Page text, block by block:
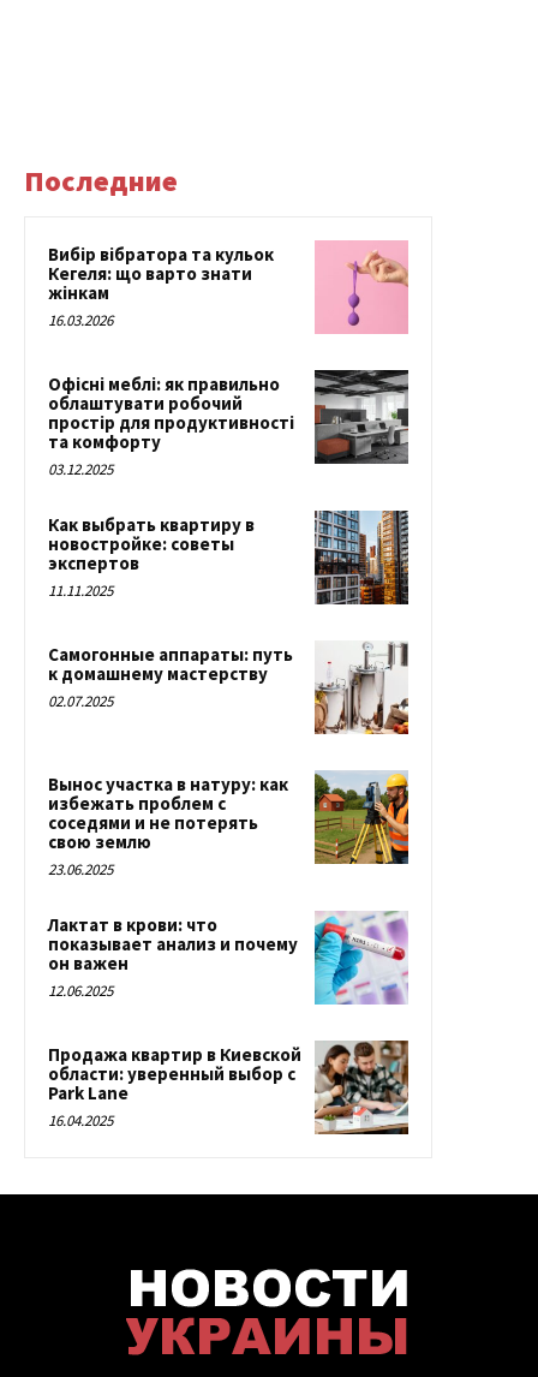
Последние
Вибір вібратора та кульок
Кегеля: що варто знати
жінкам
16.03.2026
Офісні меблі: як правильно
облаштувати робочий
простір для продуктивності
та комфорту
03.12.2025
Как выбрать квартиру в
новостройке: советы
экспертов
11.11.2025
Самогонные аппараты: путь
к домашнему мастерству
02.07.2025
Вынос участка в натуру: как
избежать проблем с
соседями и не потерять
свою землю
23.06.2025
Лактат в крови: что
показывает анализ и почему
он важен
12.06.2025
Продажа квартир в Киевской
области: уверенный выбор с
Park Lane
16.04.2025